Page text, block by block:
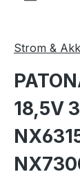
Strom &
18,5V